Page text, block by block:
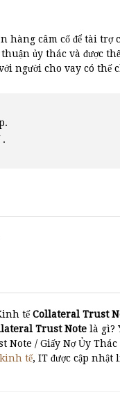
hàng câm cố để tài trợ
ủy thác và được
người cho vay có thế
.
tếCollateral Trust
Trust Note là gì?
/ Giấy Nợ Ủy Thác
tế, IT được cập nhật